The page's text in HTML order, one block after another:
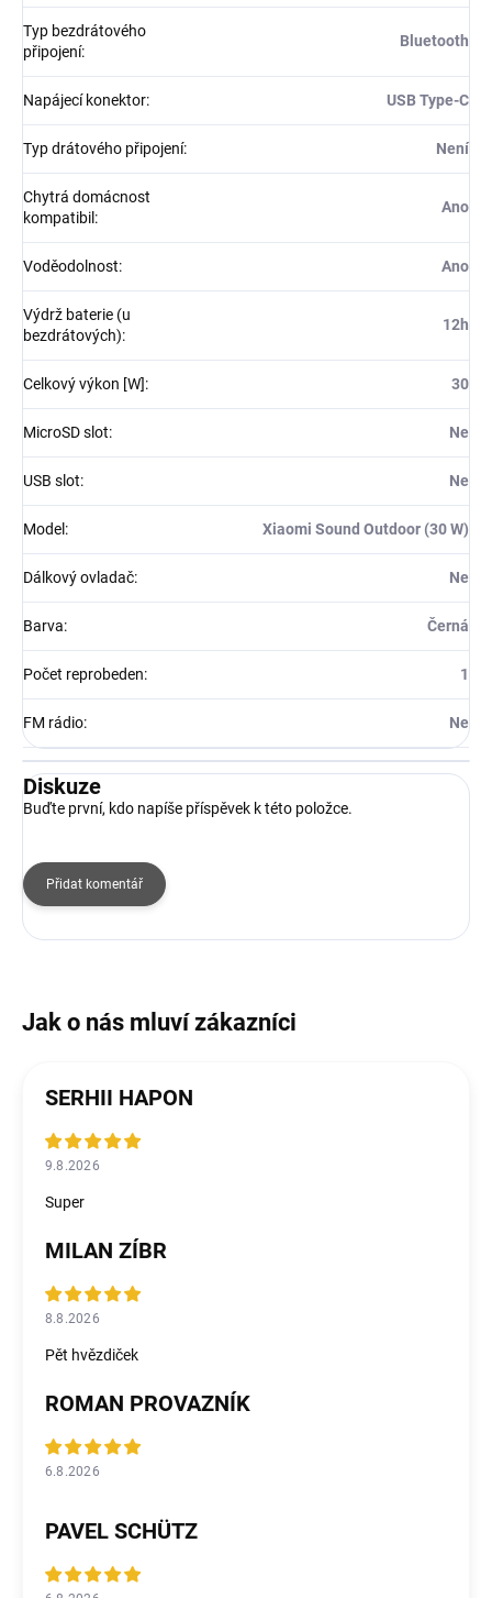
Typ bezdrátového
připojení:
Bluetooth
Napájecí konektor: USB Type-C
Typ drátového připojení: Není
Chytrá domácnost
kompatibil :
Ano
Voděodolnost: Ano
Výdrž baterie (u
bezdrátových):
12h
Celkový výkon [W]: 30
MicroSD slot: Ne
USB slot: Ne
Model : Xiaomi Sound Outdoor (30 W)
Dálkový ovladač: Ne
Barva: Černá
Počet reprobeden: 1
FM rádio: Ne
Diskuze
Buďte první, kdo napíše příspěvek k této položce.
Přidat komentář
SERHII HAPON
9.8.2026
Super
MILAN ZÍBR
8.8.2026
Pět hvězdiček
ROMAN PROVAZNÍK
6.8.2026
PAVEL SCHÜTZ